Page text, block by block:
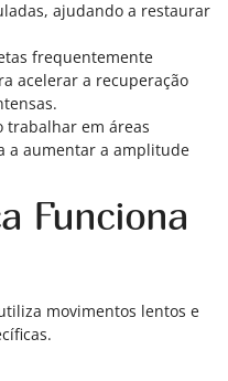
ajudando a restaurar
frequentemente
acelerar a recuperação
trabalhar em áreas
a aumentar a amplitude
Funciona
movimentos lentos e